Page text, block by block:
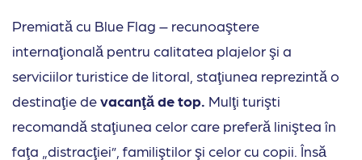
Premiată cu Blue Flag – recunoaştere
internaţională pentru calitatea plajelor şi a
serviciilor turistice de litoral, staţiunea reprezintă o
destinaţie devacanţă de top. Mulţi turişti
recomandă staţiunea celor care preferă liniştea în
faţa „distracţiei”, familiştilor şi celor cu copii. Însă